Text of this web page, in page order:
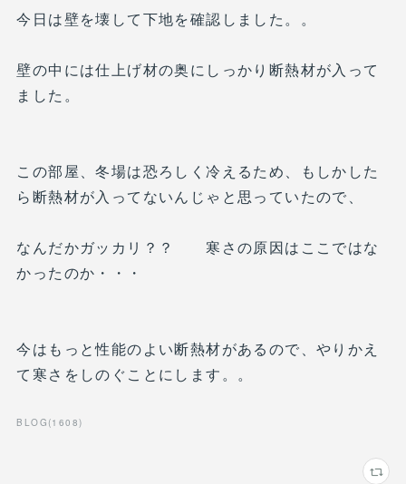
今日は壁を壊して下地を確認しました。。
壁の中には仕上げ材の奥にしっかり断熱材が入って
ました。
この部屋、冬場は恐ろしく冷えるため、もしかした
ら断熱材が入ってないんじゃと思っていたので、
なんだかガッカリ？？ 寒さの原因はここではな
かったのか・・・
今はもっと性能のよい断熱材があるので、やりかえ
て寒さをしのぐことにします。。
BLOG (1608)